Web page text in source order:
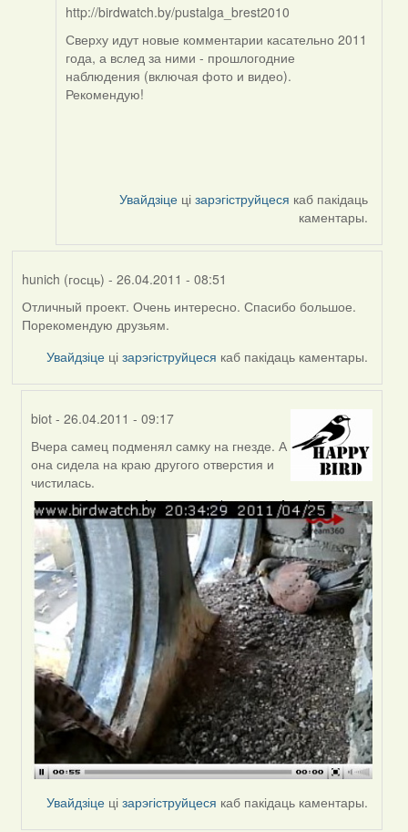
http://birdwatch.by/pustalga_brest2010
Сверху идут новые комментарии касательно 2011
года, а вслед за ними - прошлогодние
наблюдения (включая фото и видео).
Рекомендую!
Увайдзіце цізарэгіструйцеся каб пакідаць
каментары.
hunich (госць) - 26.04.2011 - 08:51
Отличный проект. Очень интересно. Спасибо большое.
Порекомендую друзьям.
Увайдзіце цізарэгіструйцеся каб пакідаць каментары.
biot - 26.04.2011 - 09:17
In
reply
to
by
hunich
(госць)
Вчера самец подменял самку на гнезде. А
она сидела на краю другого отверстия и
чистилась.
Увайдзіце цізарэгіструйцеся каб пакідаць каментары.